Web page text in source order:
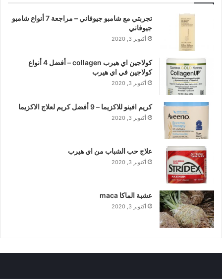
تجربتي مع شامبو جيوفاني – مراجعة 7 أنواع شامبو
جيوفاني
أكتوبر 3, 2020
كولاجين اي هيرب collagen – أفضل 4 أنواع
كولاجين في اي هيرب
أكتوبر 3, 2020
كريم افينو للاكزيما – 9 أفضل كريم لعلاج الاكزيما
أكتوبر 3, 2020
علاج حب الشباب من اي هيرب
أكتوبر 3, 2020
عشبة الماكا maca
أكتوبر 3, 2020